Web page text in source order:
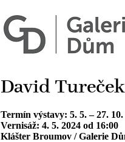
David
Termín výstavy: 5. 5. – 27. 10.
Vernisáž: 4. 5. 2024 od 16:00
Klášter Broumov / Galerie